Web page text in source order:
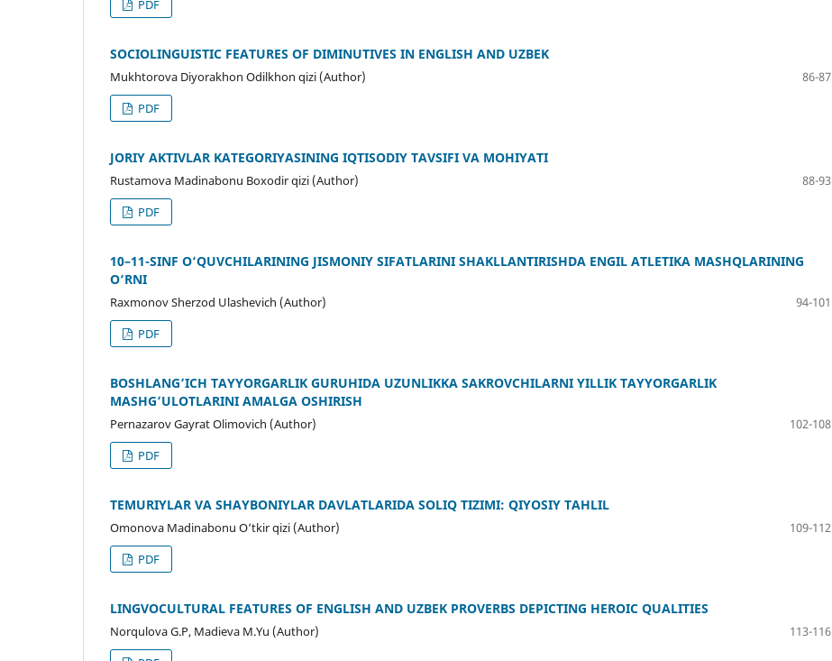
PDF
SOCIOLINGUISTIC FEATURES OF DIMINUTIVES IN ENGLISH AND UZBEK
Mukhtorova Diyorakhon Odilkhon qizi (Author)
86-87
PDF
JORIY AKTIVLAR KATEGORIYASINING IQTISODIY TAVSIFI VA MOHIYATI
Rustamova Madinabonu Boxodir qizi (Author)
88-93
PDF
10–11-SINF O‘QUVCHILARINING JISMONIY SIFATLARINI SHAKLLANTIRISHDA ENGIL ATLETIKA MASHQLARINING
O‘RNI
Raxmonov Sherzod Ulashevich (Author)
94-101
PDF
BOSHLANG’ICH TAYYORGARLIK GURUHIDA UZUNLIKKA SAKROVCHILARNI YILLIK TAYYORGARLIK
MASHG’ULOTLARINI AMALGA OSHIRISH
Pernazarov Gayrat Olimovich (Author)
102-108
PDF
TEMURIYLAR VA SHAYBONIYLAR DAVLATLARIDA SOLIQ TIZIMI: QIYOSIY TAHLIL
Omonova Madinabonu O‘tkir qizi (Author)
109-112
PDF
LINGVOCULTURAL FEATURES OF ENGLISH AND UZBEK PROVERBS DEPICTING HEROIC QUALITIES
Norqulova G.P, Madieva M.Yu (Author)
113-116